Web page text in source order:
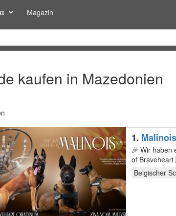
Magazin
kaufen in Mazedonien
1.
🎉 Wir haben
of
Belgischer